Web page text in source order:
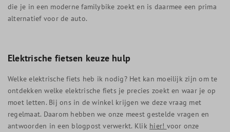
die je in een moderne familybike zoekt en is daarmee een prima
alternatief voor de auto.
Elektrische fietsen keuze hulp
Welke elektrische fiets heb ik nodig? Het kan moeilijk zijn om te
ontdekken welke elektrische fiets je precies zoekt en waar je op
moet letten. Bij ons in de winkel krijgen we deze vraag met
regelmaat. Daarom hebben we onze meest gestelde vragen en
antwoorden in een blogpost verwerkt. Klik hier! voor onze